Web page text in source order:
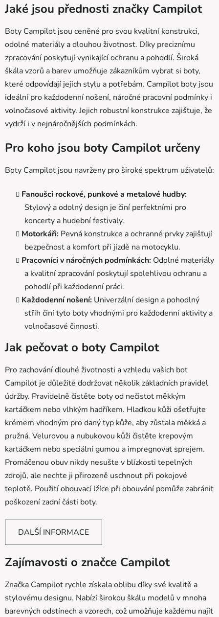
á
d
a
c
í
p
r
v
k
y
v
p
s
u
Jaké jsou přednosti značky Campilot
Boty Campilot jsou ceněné pro svou kvalitní konstrukci,
odolné materiály a dlouhou životnost. Díky preciznímu
zpracování poskytují vynikající ochranu a pohodlí. Široká
škála vzorů a barev umožňuje zákazníkům vybrat si boty,
které odpovídají jejich stylu a potřebám. Campilot boty jsou
ideální pro každodenní nošení, náročné pracovní podmínky i
volnočasové aktivity. Jejich robustní konstrukce zajišťuje, že
vydrží i v nejnáročnějších podmínkách.
Pro koho jsou boty Campilot určeny
Boty Campilot jsou navrženy pro široké spektrum uživatelů:
Fanoušci rockové, punkové a metalové hudby:
Stylový a odolný design je činí perfektními pro
koncerty a hudební festivaly.
Motorkáři: Pevná konstrukce a ochranné prvky zajišťují
bezpečnost a komfort při jízdě na motocyklu.
Pracovníci v náročných podmínkách: Odolné materiály
a kvalitní zpracování poskytují spolehlivou ochranu a
pohodlí při každodenní práci.
Každodenní nošení: Univerzální design a pohodlný
střih činí tyto boty vhodnými pro každodenní aktivity a
volnočasové činnosti.
Jak pečovat o boty Campilot
Pro zachování dlouhé životnosti a vzhledu vašich bot
Campilot je důležité dodržovat několik základních pravidel
údržby. Pravidelně čistěte boty od nečistot měkkým
kartáčkem nebo vlhkým hadříkem. Hladkou kůži ošetřujte
krémem vhodným pro daný typ kůže, aby zůstala měkká a
pružná. Velurovou a nubukovou kůži čistěte krepovým
kartáčkem nebo speciální gumou a impregnovat sprejem.
Promáčenou obuv nikdy nesušte v blízkosti tepelných
zdrojů, ale nechte ji přirozeně uschnout při pokojové
teplotě. Použití obouvací lžíce při obouvání pomůže zabránit
poškození zadní části boty.
DALŠÍ INFORMACE
Zajímavosti o značce Campilot
Značka Campilot rychle získala oblibu díky své kvalitě a
stylovému designu. Nabízí širokou škálu modelů v mnoha
barevných odstínech a vzorech, což umožňuje každému najít